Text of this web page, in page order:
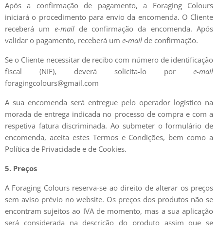
Após a confirmação de pagamento, a Foraging Colours
iniciará o procedimento para envio da encomenda. O Cliente
receberá um e-mailde confirmação da encomenda. Após
validar o pagamento, receberá um e-mail de confirmação.
Se o Cliente necessitar de recibo com número de identificação
fiscal (NIF), deverá solicita-lo por e-mail
foragingcolours@gmail.com
A sua encomenda será entregue pelo operador logístico na
morada de entrega indicada no processo de compra e com a
respetiva fatura discriminada. Ao submeter o formulário de
encomenda, aceita estes Termos e Condições, bem como a
Política de Privacidade e de Cookies.
5. Preços
A Foraging Colours reserva-se ao direito de alterar os preços
sem aviso prévio no website. Os preços dos produtos não se
encontram sujeitos ao IVA de momento, mas a sua aplicação
será considerada na descrição do produto assim que se